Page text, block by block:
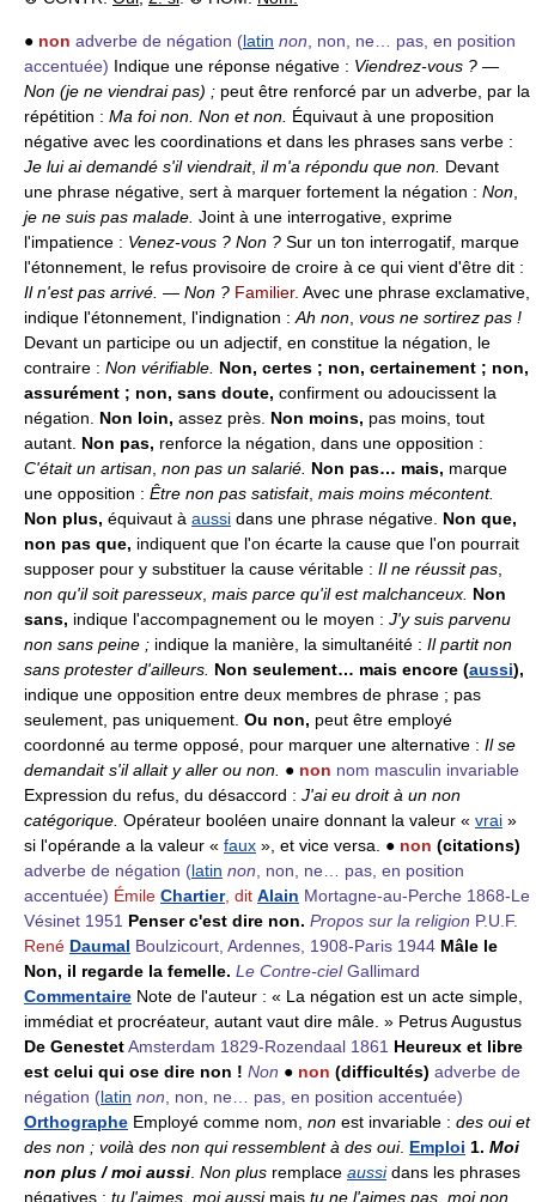
● non adverbe de négation (latin non, non, ne… pas, en position
accentuée) Indique une réponse négative : Viendrez-vous ? —
Non (je ne viendrai pas) ; peut être renforcé par un adverbe, par la
répétition : Ma foi non. Non et non. Équivaut à une proposition
négative avec les coordinations et dans les phrases sans verbe :
Je lui ai demandé s'il viendrait, il m'a répondu que non. Devant
une phrase négative, sert à marquer fortement la négation : Non,
je ne suis pas malade. Joint à une interrogative, exprime
l'impatience : Venez-vous ? Non ? Sur un ton interrogatif, marque
l'étonnement, le refus provisoire de croire à ce qui vient d'être dit :
Il n'est pas arrivé. — Non ? Familier. Avec une phrase exclamative,
indique l'étonnement, l'indignation :Ah non, vous ne sortirez pas !
Devant un participe ou un adjectif, en constitue la négation, le
contraire : Non vérifiable. Non, certes ; non, certainement ; non,
assurément ; non, sans doute, confirment ou adoucissent la
négation. Non loin, assez près. Non moins, pas moins, tout
autant. Non pas, renforce la négation, dans une opposition :
C'était un artisan, non pas un salarié. Non pas… mais, marque
une opposition : Être non pas satisfait, mais moins mécontent.
Non plus, équivaut à aussi dans une phrase négative. Non que,
non pas que, indiquent que l'on écarte la cause que l'on pourrait
supposer pour y substituer la cause véritable : Il ne réussit pas,
non qu'il soit paresseux, mais parce qu'il est malchanceux. Non
sans, indique l'accompagnement ou le moyen : J'y suis parvenu
non sans peine ; indique la manière, la simultanéité : Il partit non
sans protester d'ailleurs. Non seulement… mais encore (aussi),
indique une opposition entre deux membres de phrase ; pas
seulement, pas uniquement. Ou non, peut être employé
coordonné au terme opposé, pour marquer une alternative : Il se
demandait s'il allait y aller ou non. ● non nom masculin invariable
Expression du refus, du désaccord : J'ai eu droit à un non
catégorique. Opérateur booléen unaire donnant la valeur « vrai »
si l'opérande a la valeur « faux », et vice versa. ● non (citations)
adverbe de négation (latin non, non, ne… pas, en position
accentuée) Émile Chartier, dit Alain Mortagne-au-Perche 1868-Le
Vésinet 1951 Penser c'est dire non. Propos sur la religion P.U.F.
René Daumal Boulzicourt, Ardennes, 1908-Paris 1944 Mâle le
Non, il regarde la femelle. Le Contre-cielGallimard
Commentaire Note de l'auteur : « La négation est un acte simple,
immédiat et procréateur, autant vaut dire mâle. » Petrus Augustus
De GenestetAmsterdam 1829-Rozendaal 1861 Heureux et libre
est celui qui ose dire non ! Non ● non (difficultés) adverbe de
négation (latin non, non, ne… pas, en position accentuée)
Orthographe Employé comme nom, non est invariable : des oui et
des non ; voilà des non qui ressemblent à des oui. Emploi 1. Moi
non plus / moi aussi. Non plus remplace aussidans les phrases
négatives : tu l'aimes, moi aussimais tu ne l'aimes pas, moi non